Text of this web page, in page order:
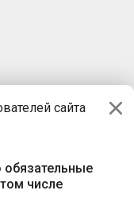
сайта
числе
т Независимости